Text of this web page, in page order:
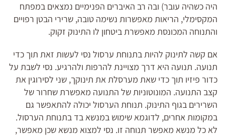
היה כשהיה עובר) ובה רב האיברים הפנימיים נמצאים במפתח
המקסימלי, הריאות מאפשרות נשימה טובה, שרירי הבטן רפויים
והתנוחה המכונסת מאפשרת ביטחון לו התינוק זקוק.
אם קשה לתינוק להיות בתנוחת ערסול נסי לעשות זאת תוך כדי
תנועה. תנועה היא דרך מצויינת להרפות ולהרגיע. נסי לשבת על
כדור פיזיו תוך כדי שאת מערסלת את תינוקך, שני לסירוגין את
קצב התנועה. המונוטוניות של התנועה מאפשרת שחרור של
השרירים בגוף התינוק. תנוחת הערסול יכולה להתאפשר גם
במקומות אחרים, לדוגמא שימוש במנשא בד בתנוחת הערסול.
לא כל מנשא מאפשר תנוחה זו. נסי למצוא מנשא שכן מאפשר,